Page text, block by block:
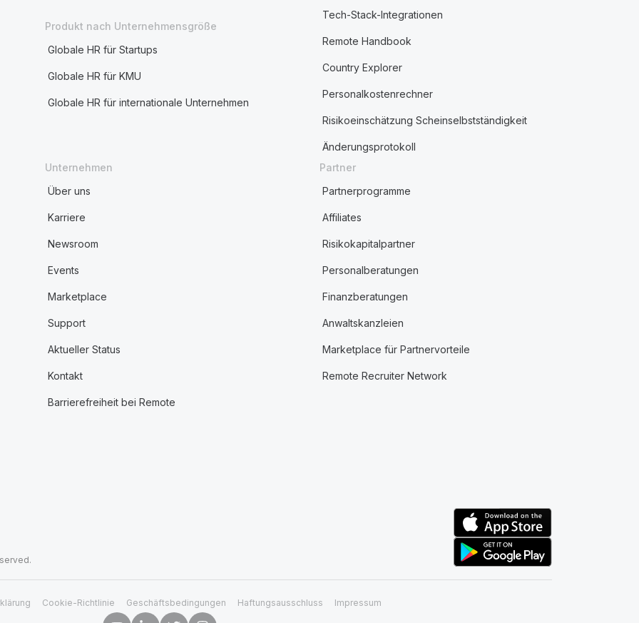
Produkt nach Unternehmensgröße
Globale HR für Startups
Globale HR für KMU
Globale HR für internationale Unternehmen
Tech-Stack-Integrationen
Remote Handbook
Country Explorer
Personalkostenrechner
Risikoeinschätzung Scheinselbstständigkeit
Änderungsprotokoll
Unternehmen
Über uns
Karriere
Newsroom
Events
Marketplace
Support
Aktueller Status
Kontakt
Barrierefreiheit bei Remote
Partner
Partnerprogramme
Affiliates
Risikokapitalpartner
Personalberatungen
Finanzberatungen
Anwaltskanzleien
Marketplace für Partnervorteile
Remote Recruiter Network
Cookie-Richtlinie Geschäftsbedingungen Haftungsausschluss Impressum